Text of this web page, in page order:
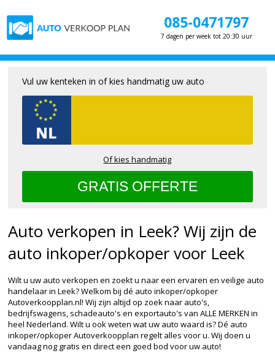
085-0471797
7 dagen per week tot 20:30 uur
Auto verkopen in Leek? Wij zijn de
auto inkoper/opkoper voor Leek
Wilt u uw auto verkopen en zoekt u naar een ervaren en veilige auto
handelaar in Leek? Welkom bij dé auto inkoper/opkoper
Autoverkoopplan.nl! Wij zijn altijd op zoek naar auto's,
bedrijfswagens, schadeauto's en exportauto's van ALLE MERKEN in
heel Nederland. Wilt u ook weten wat uw auto waard is? Dé auto
inkoper/opkoper Autoverkoopplan regelt alles voor u. Wij doen u
vandaag nog gratis en direct een goed bod voor uw auto!
Vul uw kenteken in of kies handmatig uw auto
Of kies handmatig